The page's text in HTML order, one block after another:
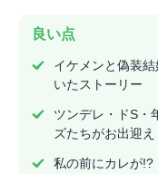
良い点
イケメンと偽装
いたストーリー
ツンデレ・ドS・
ズたちがお出迎え
私の前にカレが!?